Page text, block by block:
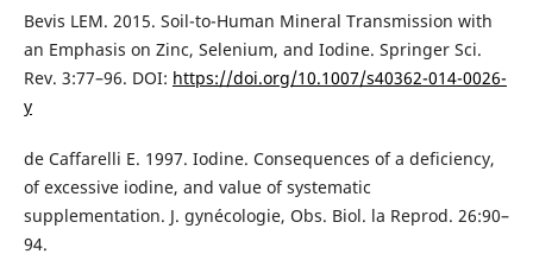
Bevis LEM. 2015. Soil-to-Human Mineral Transmission with
an Emphasis on Zinc, Selenium, and Iodine. Springer Sci.
Rev. 3:77–96. DOI: https://doi.org/10.1007/s40362-014-0026-
y
de Caffarelli E. 1997. Iodine. Consequences of a deficiency,
of excessive iodine, and value of systematic
supplementation. J. gynécologie, Obs. Biol. la Reprod. 26:90–
94.